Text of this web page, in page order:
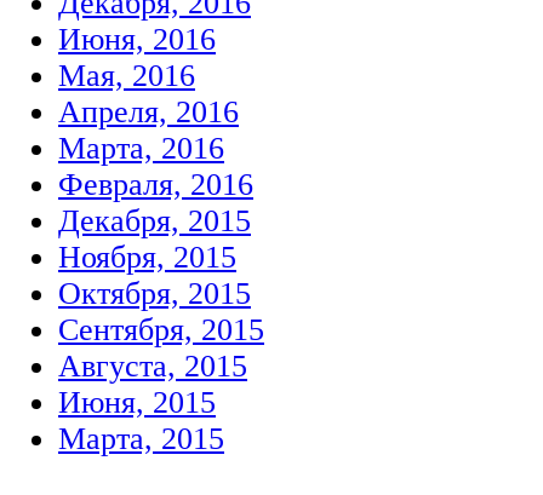
Июня, 2016
Мая, 2016
Апреля, 2016
Марта, 2016
Февраля, 2016
Декабря, 2015
Ноября, 2015
Октября, 2015
Сентября, 2015
Августа, 2015
Июня, 2015
Марта, 2015